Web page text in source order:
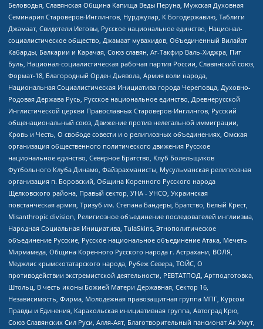
Беловодья, Славянская Община Капища Веды Перуна, Мужская Духовная
Семинария Староверов-Инглингов, Нурджулар, К Богодержавию, Таблиги
Джамаат, Свидетели Иеговы, Русское национальное единство, Национал-
социалистическое общество, Джамаат мувахидов, Объединенный Вилайат
Кабарды, Балкарии и Карачая, Союз славян, Ат-Такфир Валь-Хиджра, Пит
Буль, Национал-социалистическая рабочая партия России, Славянский союз,
Формат-18, Благородный Орден Дьявола, Армия воли народа,
Национальная Социалистическая Инициатива города Череповца, Духовно-
Родовая Держава Русь, Русское национальное единство, Древнерусской
Инглистической церкви Православных Староверов-Инглингов, Русский
общенациональный союз, Движение против нелегальной иммиграции,
Кровь и Честь, О свободе совести и о религиозных объединениях, Омская
организация общественного политического движения Русское
национальное единство, Северное Братство, Клуб Болельщиков
Футбольного Клуба Динамо, Файзрахманисты, Мусульманская религиозная
организация п. Боровский, Община Коренного Русского народа
Щелковского района, Правый сектор, УНА - УНСО, Украинская
повстанческая армия, Тризуб им. Степана Бандеры, Братство, Белый Крест,
Misanthropic division, Религиозное объединение последователей инглиизма,
Народная Социальная Инициатива, TulaSkins, Этнополитическое
объединение Русские, Русское национальное объединение Атака, Мечеть
Мирмамеда, Община Коренного Русского народа г. Астрахани, ВОЛЯ,
Меджлис крымскотатарского народа, Рубеж Севера, ТОЙС, О
противодействии экстремистской деятельности, РЕВТАТПОД, Артподготовка,
Штольц, В честь иконы Божией Матери Державная, Сектор 16,
Независимость, Фирма, Молодежная правозащитная группа МПГ, Курсом
Правды и Единения, Каракольская инициативная группа, Автоград Крю,
Союз Славянских Сил Руси, Алля-Аят, Благотворительный пансионат Ак Умут,